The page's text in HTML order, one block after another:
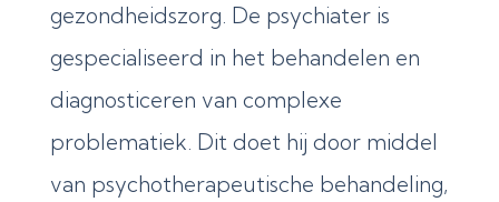
gezondheidszorg. De psychiater is
gespecialiseerd in het behandelen en
diagnosticeren van complexe
problematiek. Dit doet hij door middel
van psychotherapeutische behandeling,